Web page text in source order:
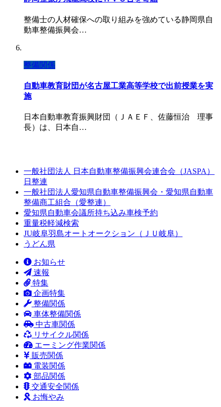
整備士の人材確保への取り組みを強めている静岡県自
動車整備振興会…
整備関係
自動車教育財団が名古屋工業高等学校で出前授業を実
施
日本自動車教育振興財団（ＪＡＥＦ、佐藤恒治 理事
長）は、日本自…
一般社団法人 日本自動車整備振興会連合会（JASPA）
日整連
一般社団法人愛知県自動車整備振興会・愛知県自動車
整備商工組合（愛整連）
愛知県自動車会議所持ち込み車検予約
重量税軽減検索
JU岐阜羽島オートオークション（ＪＵ岐阜）
うどん県
お知らせ
速報
特集
企画特集
整備関係
車体整備関係
中古車関係
リサイクル関係
エーミング作業関係
販売関係
電装関係
部品関係
交通安全関係
お悔やみ